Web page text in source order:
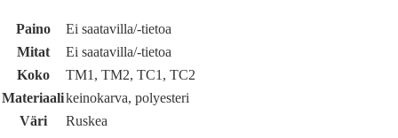
Paino
Ei saatavilla/-tietoa
Mitat
Ei saatavilla/-tietoa
Koko
TM1, TM2, TC1, TC2
Materiaalikeinokarva, polyesteri
Väri
Ruskea